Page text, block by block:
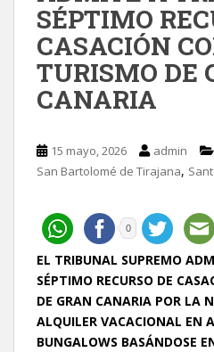
SÉPTIMO
CASACIÓN
TURISMO DE
CANARIA
15 mayo, 2026 admin
San Bartolomé de Tirajana,
0
EL TRIBUNAL SUPREMO
SÉPTIMO RECURSO DE
DE GRAN CANARIA POR LA
ALQUILER VACACIONAL EN
BUNGALOWS BASÁNDOSE